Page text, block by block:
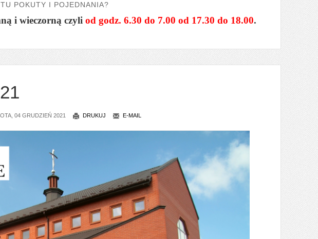
POKUTY I POJEDNANIA?
i wieczorną czyli od godz. 6.30 do 7.00 od 17.30 do 18.00.
04 GRUDZIEŃ 2021 DRUKUJ E-MAIL